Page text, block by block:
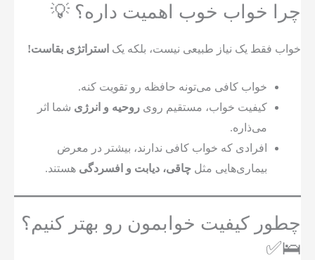
چرا خواب خوب اهمیت داره؟ 💡
خواب فقط یک نیاز طبیعی نیست، بلکه یک استراتژی بقاست!
خواب کافی می‌تونه حافظه رو تقویت کنه.
کیفیت خواب، مستقیم روی روحیه و انرژی شما اثر
می‌ذاره.
افرادی که خواب کافی ندارند، بیشتر در معرض
بیماری‌هایی مثل چاقی، دیابت و افسردگی هستند.
چطور کیفیت خوابمون رو بهتر کنیم؟
🛌✅